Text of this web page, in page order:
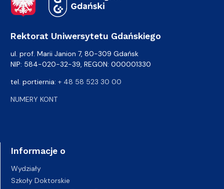
Rektorat Uniwersytetu Gdańskiego
ul. prof. Marii Janion 7, 80-309 Gdańsk
NIP: 584-020-32-39, REGON: 000001330
tel. portiernia: + 48 58 523 30 00
NUMERY KONT
Informacje o
Wydziały
Szkoły Doktorskie